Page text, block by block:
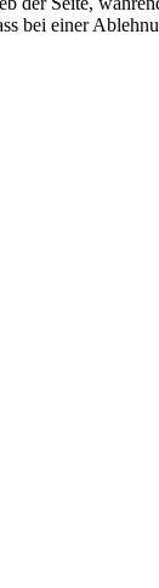
bei einer